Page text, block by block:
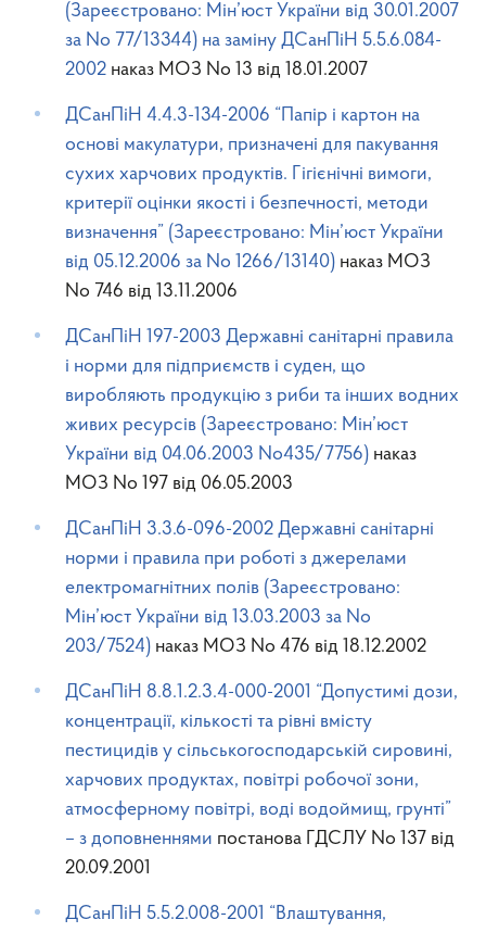
(Зареєстровано: Мін’юст України від 30.01.2007
за No 77/13344) на заміну ДСанПіН 5.5.6.084-
2002 наказ МОЗ No 13 від 18.01.2007
ДСанПіН 4.4.3-134-2006 “Папір і картон на
основі макулатури, призначені для пакування
сухих харчових продуктів. Гігієнічні вимоги,
критерії оцінки якості і безпечності, методи
визначення” (Зареєстровано: Мін’юст України
від 05.12.2006 за No 1266/13140) наказ МОЗ
No 746 від 13.11.2006
ДСанПіН 197-2003 Державні санітарні правила
і норми для підприємств і суден, що
виробляють продукцію з риби та інших водних
живих ресурсів (Зареєстровано: Мін’юст
України від 04.06.2003 No435/7756) наказ
МОЗ No 197 від 06.05.2003
ДСанПіН 3.3.6-096-2002 Державні санітарні
норми і правила при роботі з джерелами
електромагнітних полів (Зареєстровано:
Мін’юст України від 13.03.2003 за No
203/7524) наказ МОЗ No 476 від 18.12.2002
ДСанПіН 8.8.1.2.3.4-000-2001 “Допустимі дози,
концентрації, кількості та рівні вмісту
пестицидів у сільськогосподарській сировині,
харчових продуктах, повітрі робочої зони,
атмосферному повітрі, воді водоймищ, грунті”
– з доповненнями постанова ГДСЛУ No 137 від
20.09.2001
ДСанПіН 5.5.2.008-2001 “Влаштування,